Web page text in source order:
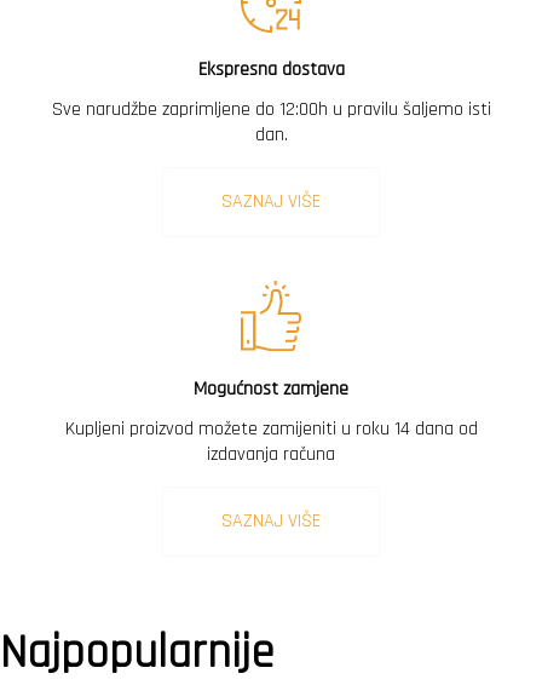
Ekspresna dostava
Sve narudžbe zaprimljene do 12:00h u pravilu šaljemo isti
dan.
SAZNAJ VIŠE
Mogućnost zamjene
Kupljeni proizvod možete zamijeniti u roku 14 dana od
izdavanja računa
SAZNAJ VIŠE
Najpopularnije